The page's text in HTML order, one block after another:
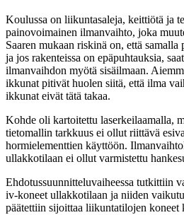
Koulussa on liikuntasaleja, keittiötä ja
painovoimainen ilmanvaihto, joka
Saaren mukaan riskinä on, että
ja jos rakenteissa on epäpuhtauksia,
ilmanvaihdon myötä sisäilmaan.
ikkunat pitivät huolen siitä, että ilma
ikkunat eivät tätä takaa.
Kohde oli kartoitettu laserkeilaamalla,
tietomallin tarkkuus ei ollut riittävä
hormielementtien käyttöön.
ullakkotilaan ei ollut varmistettu
Ehdotussuunnitteluvaiheessa tutkittiin
iv-koneet ullakkotilaan ja niiden
päätettiin sijoittaa liikuntatilojen koneet